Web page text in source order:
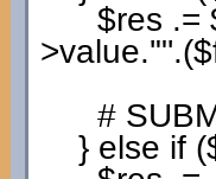
$res .=
>value.'"'.(
#
} else if (